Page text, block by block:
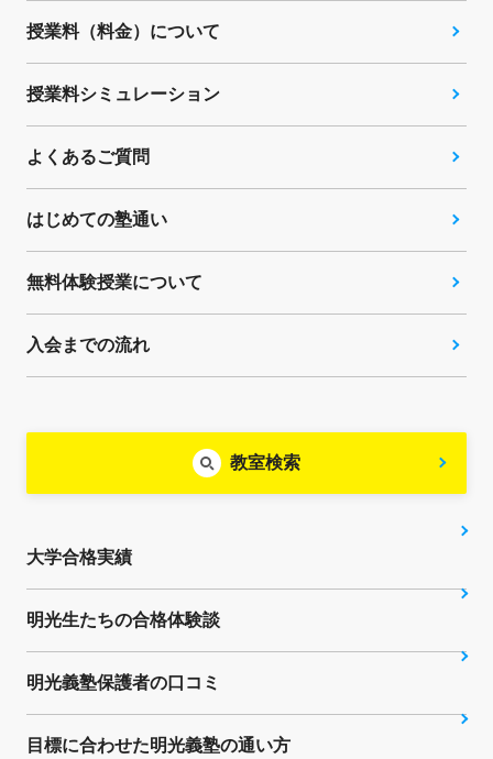
授業料（料金）について
授業料シミュレーション
よくあるご質問
はじめての塾通い
無料体験授業について
入会までの流れ
教室検索
大学合格実績
明光生たちの合格体験談
明光義塾保護者の口コミ
目標に合わせた明光義塾の通い方